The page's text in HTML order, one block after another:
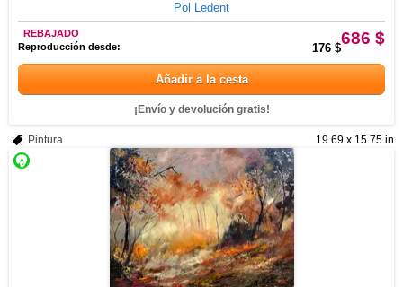
Pol Ledent
686 $
REBAJADO
Reproducción desde:
176 $
Añadir a la cesta
¡Envío y devolución gratis!
19.69 x 15.75 in
Pintura